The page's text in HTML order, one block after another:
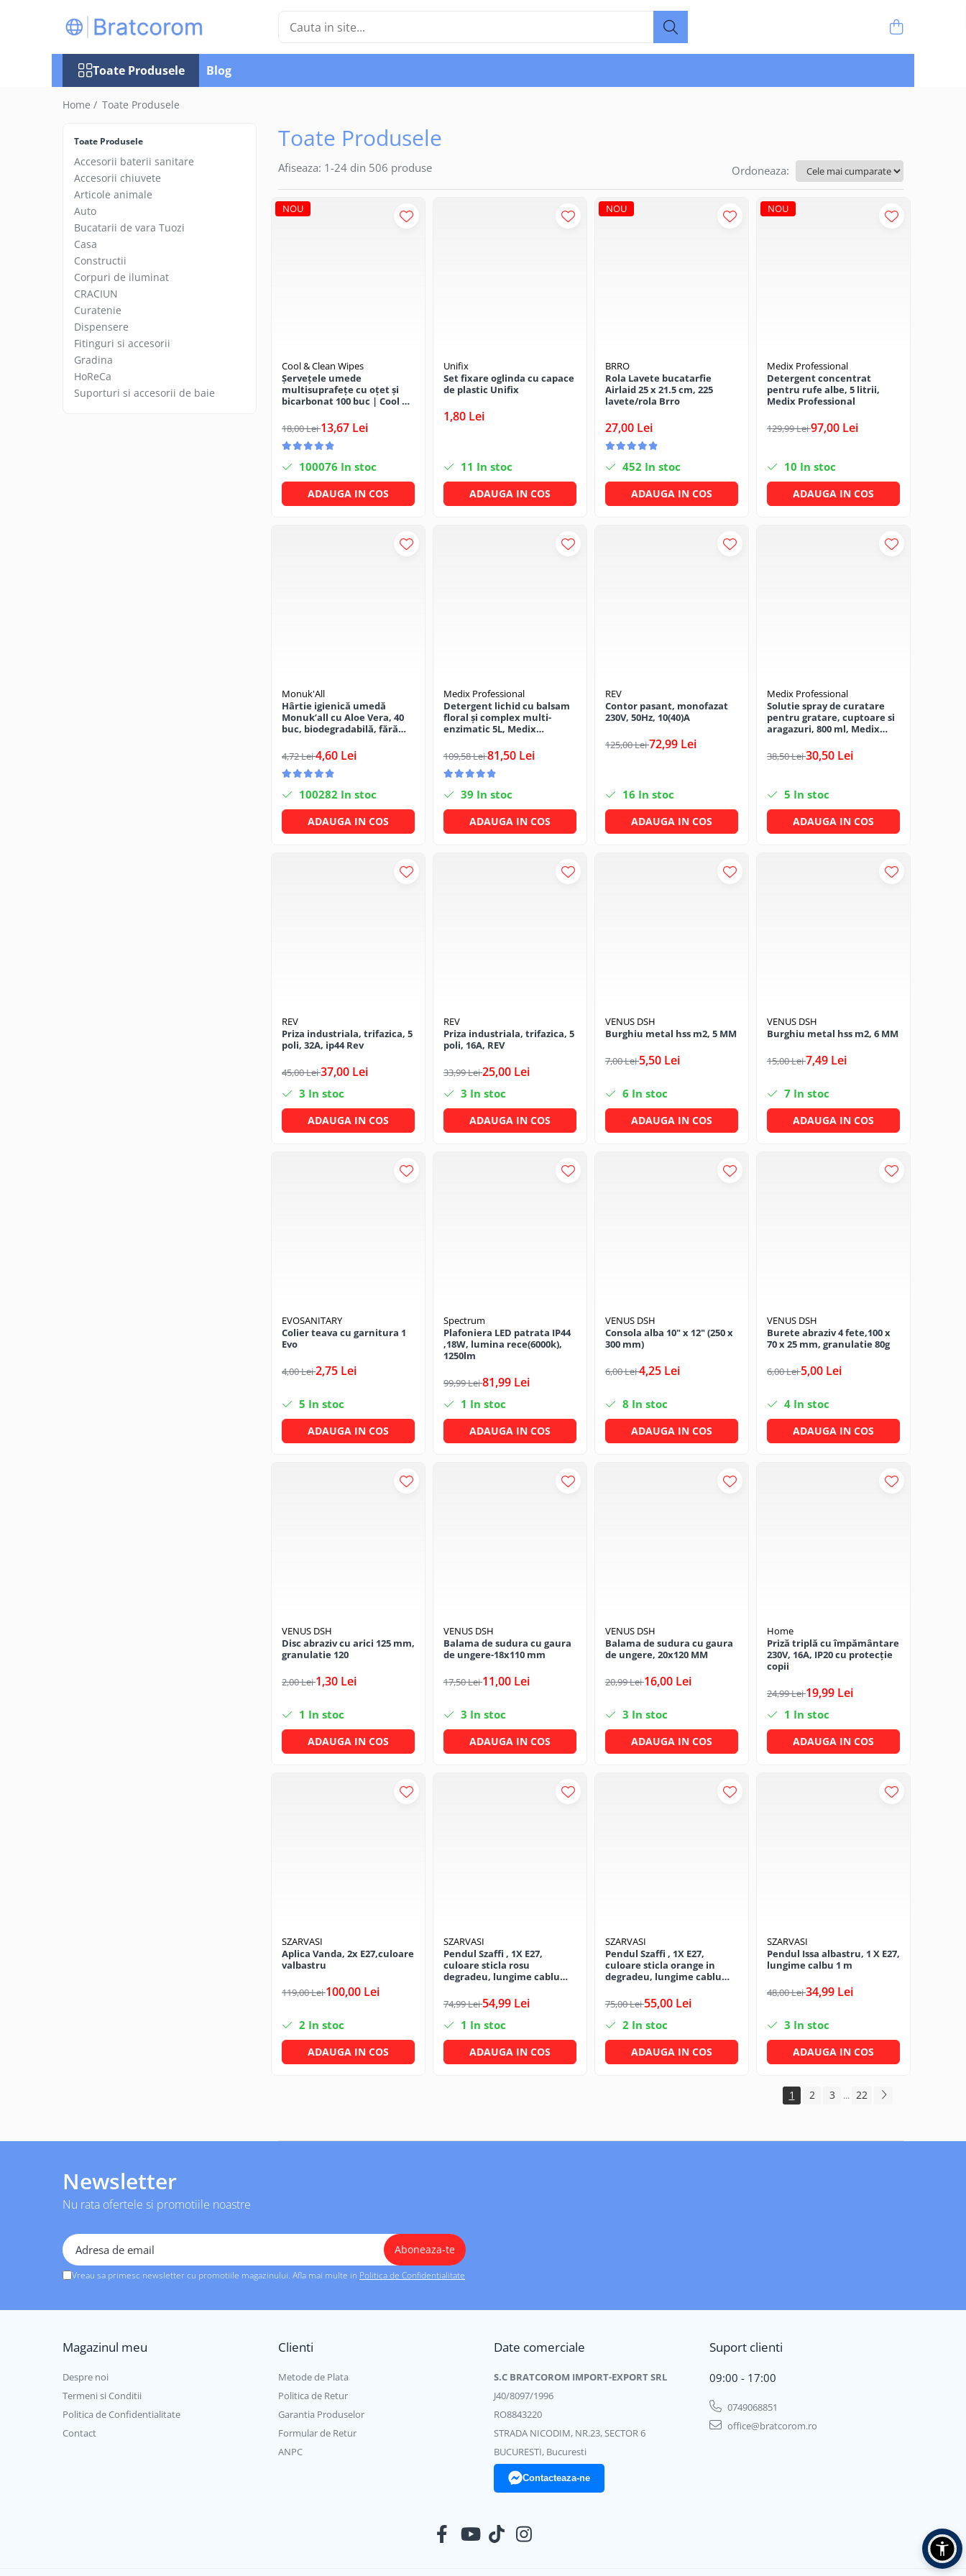
Articole animale
Hrana pentru caini
Hrana pentru pisici
Produse igiena externa animale
Bucatarii de vara Tuozi
Articole ambalare
Articole bucatarie
Articole mobila
Articole organizare
Articole Sportive
Electronice si electrocasnice
Solutii specializate
Solutii professionale pentru
spalatorii auto
Toate Produsele Blog
Home / Toate Produsele
Toate Produsele
Toate Produsele
Accesorii baterii sanitare
Accesorii chiuvete
Articole animale
Auto
Bucatarii de vara Tuozi
Casa
Constructii
Corpuri de iluminat
CRACIUN
Curatenie
Dispensere
Fitinguri si accesorii
Gradina
HoReCa
Suporturi si accesorii de baie
Afiseaza: 1-24 din 506 produse Ordoneaza:
NOU
Cool & Clean Wipes
Șervețele umede
multisuprafețe cu oțet și
bicarbonat 100 buc | Cool &
18,00 Lei13,67 Lei
100076 In stoc
ADAUGA IN COS
Unifix
Set fixare oglinda cu capace
de plastic Unifix
1,80 Lei
11 In stoc
ADAUGA IN COS
NOU
BRRO
Rola Lavete bucatarfie
Airlaid 25 x 21.5 cm, 225
lavete/rola Brro
27,00 Lei
452 In stoc
ADAUGA IN COS
NOU
Medix Professional
Detergent concentrat
pentru rufe albe, 5 litrii,
Medix Professional
129,99 Lei97,00 Lei
10 In stoc
ADAUGA IN COS
Monuk'All
Hârtie igienică umedă
Monuk’all cu Aloe Vera, 40
buc, biodegradabilă, fără
4,72 Lei4,60 Lei
100282 In stoc
ADAUGA IN COS
Medix Professional
Detergent lichid cu balsam
floral și complex multi-
enzimatic 5L, Medix
109,58 Lei81,50 Lei
39 In stoc
ADAUGA IN COS
REV
Contor pasant, monofazat
230V, 50Hz, 10(40)A
125,00 Lei72,99 Lei
16 In stoc
ADAUGA IN COS
Medix Professional
Solutie spray de curatare
pentru gratare, cuptoare si
aragazuri, 800 ml, Medix
38,50 Lei30,50 Lei
5 In stoc
ADAUGA IN COS
REV
Priza industriala, trifazica, 5
poli, 32A, ip44 Rev
45,00 Lei37,00 Lei
3 In stoc
ADAUGA IN COS
REV
Priza industriala, trifazica, 5
poli, 16A, REV
33,99 Lei25,00 Lei
3 In stoc
ADAUGA IN COS
VENUS DSH
Burghiu metal hss m2, 5 MM
7,00 Lei5,50 Lei
6 In stoc
ADAUGA IN COS
VENUS DSH
Burghiu metal hss m2, 6 MM
15,00 Lei7,49 Lei
7 In stoc
ADAUGA IN COS
EVOSANITARY
Colier teava cu garnitura 1
Evo
4,00 Lei2,75 Lei
5 In stoc
ADAUGA IN COS
Spectrum
Plafoniera LED patrata IP44
,18W, lumina rece(6000k),
1250lm
99,99 Lei81,99 Lei
1 In stoc
ADAUGA IN COS
VENUS DSH
Consola alba 10" x 12" (250 x
300 mm)
6,00 Lei4,25 Lei
8 In stoc
ADAUGA IN COS
VENUS DSH
Burete abraziv 4 fete,100 x
70 x 25 mm, granulatie 80g
6,00 Lei5,00 Lei
4 In stoc
ADAUGA IN COS
VENUS DSH
Disc abraziv cu arici 125 mm,
granulatie 120
2,00 Lei1,30 Lei
1 In stoc
ADAUGA IN COS
VENUS DSH
Balama de sudura cu gaura
de ungere-18x110 mm
17,50 Lei11,00 Lei
3 In stoc
ADAUGA IN COS
VENUS DSH
Balama de sudura cu gaura
de ungere, 20x120 MM
20,99 Lei16,00 Lei
3 In stoc
ADAUGA IN COS
Home
Priză triplă cu împământare
230V, 16A, IP20 cu protecție
copii
24,99 Lei19,99 Lei
1 In stoc
ADAUGA IN COS
SZARVASI
Aplica Vanda, 2x E27,culoare
valbastru
119,00 Lei100,00 Lei
2 In stoc
ADAUGA IN COS
SZARVASI
Pendul Szaffi , 1X E27,
culoare sticla rosu
degradeu, lungime cablu
74,99 Lei54,99 Lei
1 In stoc
ADAUGA IN COS
SZARVASI
Pendul Szaffi , 1X E27,
culoare sticla orange in
degradeu, lungime cablu
75,00 Lei55,00 Lei
2 In stoc
ADAUGA IN COS
SZARVASI
Pendul Issa albastru, 1 X E27,
lungime calbu 1 m
48,00 Lei34,99 Lei
3 In stoc
ADAUGA IN COS
1 2 3 ... 22
Newsletter
Nu rata ofertele si promotiile noastre
Vreau sa primesc newsletter cu promotiile magazinului. Afla mai multe in Politica de Confidentialitate
Magazinul meu
Despre noi
Termeni si Conditii
Politica de Confidentialitate
Contact
Clienti
Metode de Plata
Politica de Retur
Garantia Produselor
Formular de Retur
ANPC
Date comerciale
S.C BRATCOROM IMPORT-EXPORT SRL
J40/8097/1996
RO8843220
STRADA NICODIM, NR.23, SECTOR 6
BUCURESTI, Bucuresti
Contacteaza-ne
Suport clienti
09:00 - 17:00
0749068851
office@bratcorom.ro